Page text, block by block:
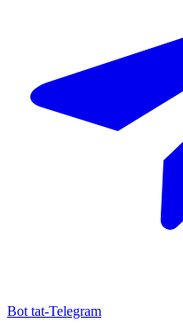
Bot tat-Telegram